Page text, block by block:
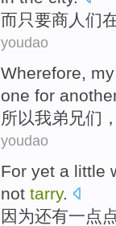
而只要商人们
youdao
Wherefore, my
one for
所以我弟兄们 ，
youdao
For yet a little
not tarry.
因为还有一点